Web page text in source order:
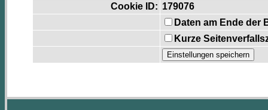
Cookie ID: 179076
Daten am Ende der
Kurze